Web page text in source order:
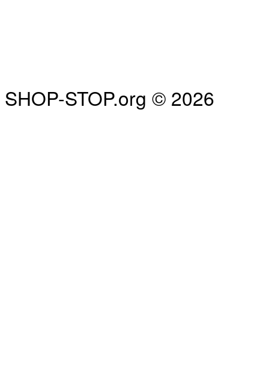
SHOP-STOP.org © 2026